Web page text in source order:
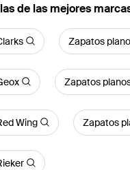
de las mejores
Zapatos
Zapatos
Wing Zapatos